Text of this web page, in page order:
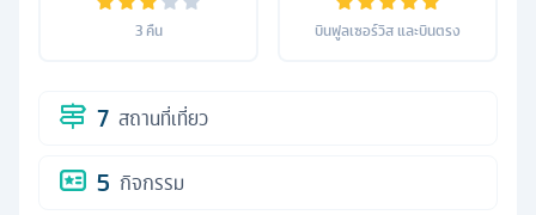
3คืน บินฟูลเซอร์วิส และบินตรง
7 สถานที่เที่ยว
5 กิจกรรม